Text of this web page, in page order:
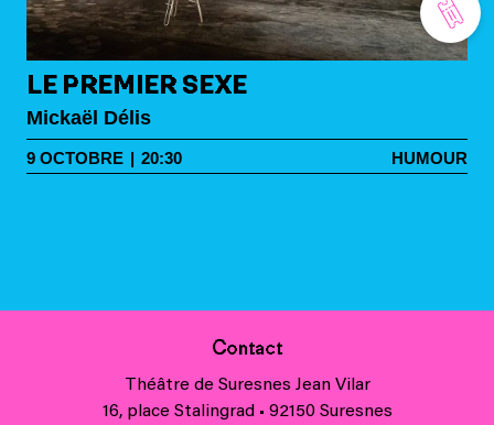
LE PREMIER SEXE
Mickaël Délis
9 OCTOBRE | 20:30 HUMOUR
Contact
Théâtre de Suresnes Jean Vilar
16, place Stalingrad • 92150 Suresnes